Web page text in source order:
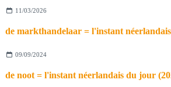
11/03/2026
09/09/2024